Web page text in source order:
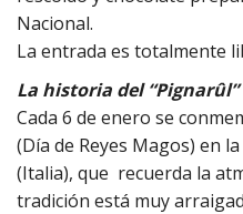
Nacional.
La entrada es totalmente
La historia del “Pignarûl”
Cada 6 de enero se
(Día de Reyes Magos) en
(Italia), que recuerda la
tradición está muy